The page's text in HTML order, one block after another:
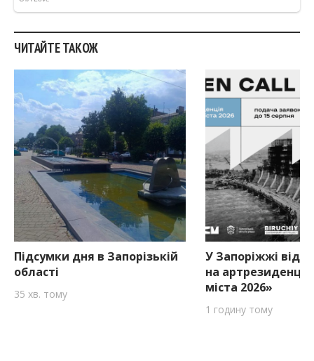
ЧИТАЙТЕ ТАКОЖ
Підсумки дня в Запорізькій
області
35 хв. тому
У Запоріжжі
на
міста 2026»
1 годину тому